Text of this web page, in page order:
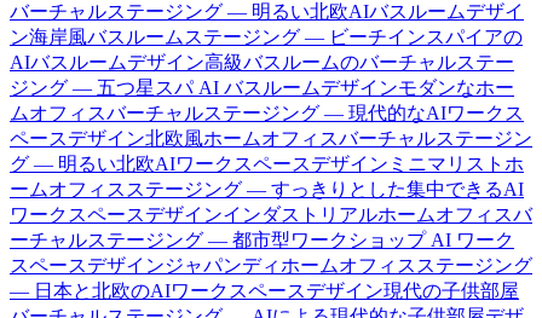
バーチャルステージング — 明るい北欧AIバスルームデザイ
ン海岸風バスルームステージング — ビーチインスパイアの
AIバスルームデザイン高級バスルームのバーチャルステー
ジング — 五つ星スパ AI バスルームデザインモダンなホー
ムオフィスバーチャルステージング — 現代的なAIワークス
ペースデザイン北欧風ホームオフィスバーチャルステージン
グ — 明るい北欧AIワークスペースデザイン ミニマリストホ
ームオフィスステージング — すっきりとした集中できるAI
ワークスペースデザインインダストリアルホームオフィスバ
ーチャルステージング — 都市型ワークショップ AI ワーク
スペースデザインジャパンディホームオフィスステージング
— 日本と北欧のAIワークスペースデザイン現代の子供部屋